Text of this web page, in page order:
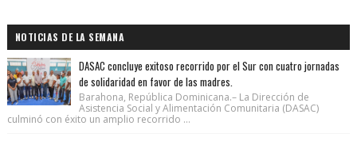
NOTICIAS DE LA SEMANA
DASAC concluye exitoso recorrido por el Sur con cuatro jornadas
de solidaridad en favor de las madres.
Barahona, República Dominicana.– La Dirección de
Asistencia Social y Alimentación Comunitaria (DASAC)
culminó con éxito un amplio recorrido ...